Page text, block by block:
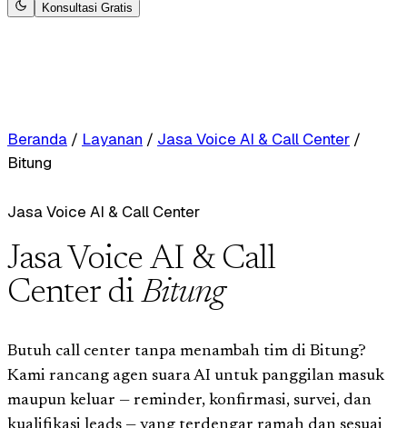
Konsultasi Gratis
Beranda / Layanan / Jasa Voice AI & Call Center /
Bitung
Jasa Voice AI & Call Center
Jasa Voice AI & Call
Center diBitung
Butuh call center tanpa menambah tim di Bitung?
Kami rancang agen suara AI untuk panggilan masuk
maupun keluar — reminder, konfirmasi, survei, dan